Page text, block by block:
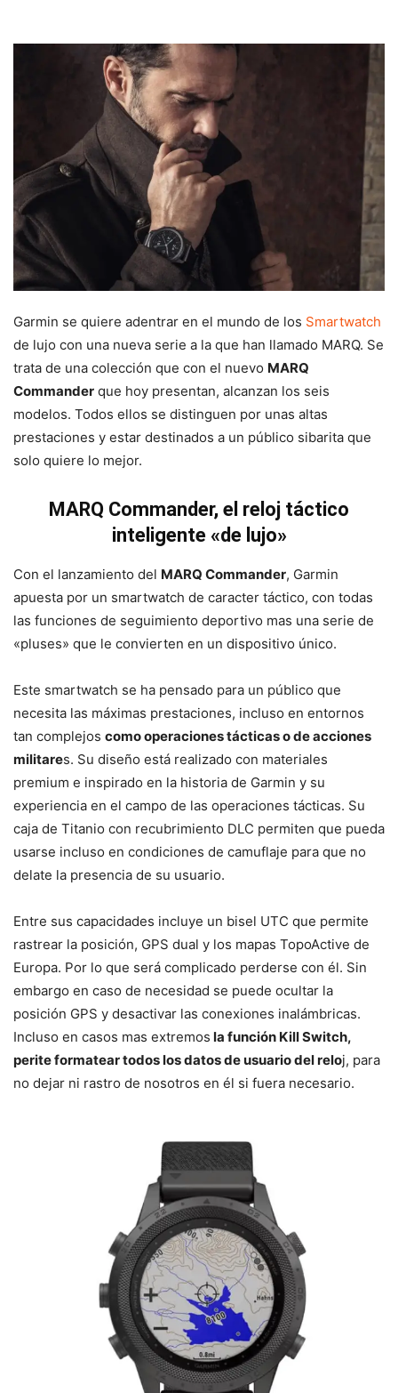
Garmin se quiere adentrar en el mundo de los Smartwatch
de lujo con una nueva serie a la que han llamado MARQ. Se
trata de una colección que con el nuevo MARQ
Commander que hoy presentan, alcanzan los seis
modelos. Todos ellos se distinguen por unas altas
prestaciones y estar destinados a un público sibarita que
solo quiere lo mejor.
MARQ Commander, el reloj táctico
inteligente «de lujo»
Con el lanzamiento del MARQ Commander, Garmin
apuesta por un smartwatch de caracter táctico, con todas
las funciones de seguimiento deportivo mas una serie de
«pluses» que le convierten en un dispositivo único.
Este smartwatch se ha pensado para un público que
necesita las máximas prestaciones, incluso en entornos
tan complejos como operaciones tácticas o de acciones
militares. Su diseño está realizado con materiales
premium e inspirado en la historia de Garmin y su
experiencia en el campo de las operaciones tácticas. Su
caja de Titanio con recubrimiento DLC permiten que pueda
usarse incluso en condiciones de camuflaje para que no
delate la presencia de su usuario.
Entre sus capacidades incluye un bisel UTC que permite
rastrear la posición, GPS dual y los mapas TopoActive de
Europa. Por lo que será complicado perderse con él. Sin
embargo en caso de necesidad se puede ocultar la
posición GPS y desactivar las conexiones inalámbricas.
Incluso en casos mas extremos la función Kill Switch,
perite formatear todos los datos de usuario del reloj, para
no dejar ni rastro de nosotros en él si fuera necesario.